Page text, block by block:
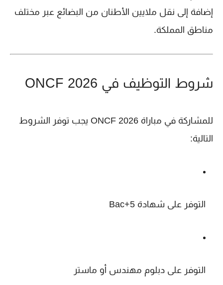
إضافة إلى نقل ملايين الأطنان من البضائع عبر مختلف
مناطق المملكة.
شروط التوظيف في ONCF 2026
للمشاركة في مباراة ONCF 2026
يجب توفر الشروط
التالية:
التوفر على شهادة Bac+5
التوفر على دبلوم مهندس أو ماستر